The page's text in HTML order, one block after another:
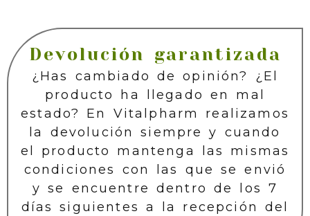
Devolución garantizada
¿Has cambiado de opinión? ¿El
producto ha llegado en mal
estado? En Vitalpharm realizamos
la devolución siempre y cuando
el producto mantenga las mismas
condiciones con las que se envió
y se encuentre dentro de los 7
días siguientes a la recepción del